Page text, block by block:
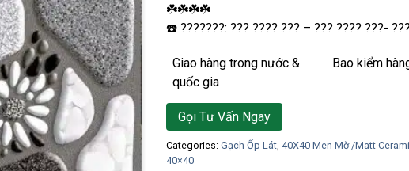
☘️☘️☘️☘️
☎️ ???????: ??? ???? ??? – ??? ???? ???-
Giao hàng trong nước &
quốc gia
Bao kiểm
Gọi Tư Vấn Ngay
Categories: Gạch Ốp Lát, 40X40 Men Mờ /Matt
40×40